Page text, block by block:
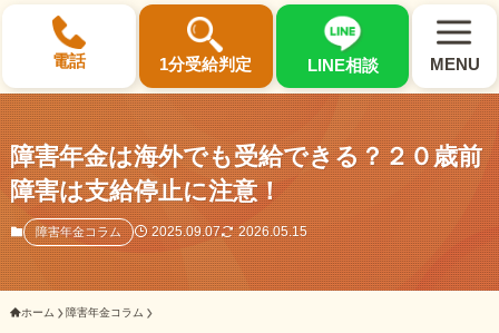
電話 1分受給判定 LINE相談 MENU
×
選ばれる3つの理由
初回相談料0円・受給後報酬型
サポート料金について
障害年金は海外でも受給できる？２０歳前
障害は支給停止に注意！
障害年金コラム 2025.09.07 2026.05.15
ホーム 障害年金コラム